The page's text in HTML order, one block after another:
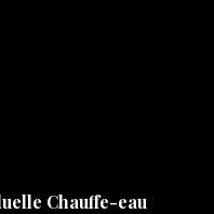
Chauffe-eau